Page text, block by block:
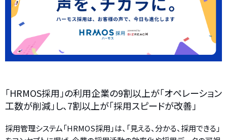
「HRMOS採用」の利用企業の9割以上が「オペレーション
工数が削減」し、7割以上が「採用スピードが改善」
採用管理システム「HRMOS採用」は、「見える、分かる、採用できる」